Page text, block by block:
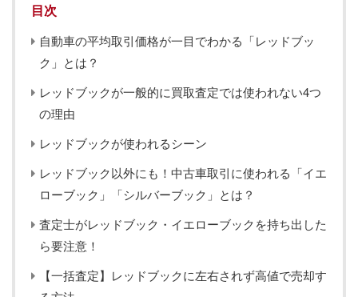
目次
自動車の平均取引価格が一目でわかる「レッドブッ
ク」とは？
レッドブックが一般的に買取査定では使われない4つ
の理由
レッドブックが使われるシーン
レッドブック以外にも！中古車取引に使われる「イエ
ローブック」「シルバーブック」とは？
査定士がレッドブック・イエローブックを持ち出した
ら要注意！
【一括査定】レッドブックに左右されず高値で売却す